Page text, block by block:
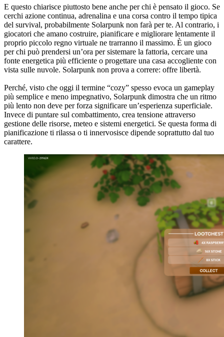
E questo chiarisce piuttosto bene anche per chi è pensato il gioco. Se
cerchi azione continua, adrenalina e una corsa contro il tempo tipica
del survival, probabilmente Solarpunk non farà per te. Al contrario, i
giocatori che amano costruire, pianificare e migliorare lentamente il
proprio piccolo regno virtuale ne trarranno il massimo. È un gioco
per chi può prendersi un’ora per sistemare la fattoria, cercare una
fonte energetica più efficiente o progettare una casa accogliente con
vista sulle nuvole. Solarpunk non prova a correre: offre libertà.
Perché, visto che oggi il termine “cozy” spesso evoca un gameplay
più semplice e meno impegnativo, Solarpunk dimostra che un ritmo
più lento non deve per forza significare un’esperienza superficiale.
Invece di puntare sul combattimento, crea tensione attraverso
gestione delle risorse, meteo e sistemi energetici. Se questa forma di
pianificazione ti rilassa o ti innervosisce dipende soprattutto dal tuo
carattere.